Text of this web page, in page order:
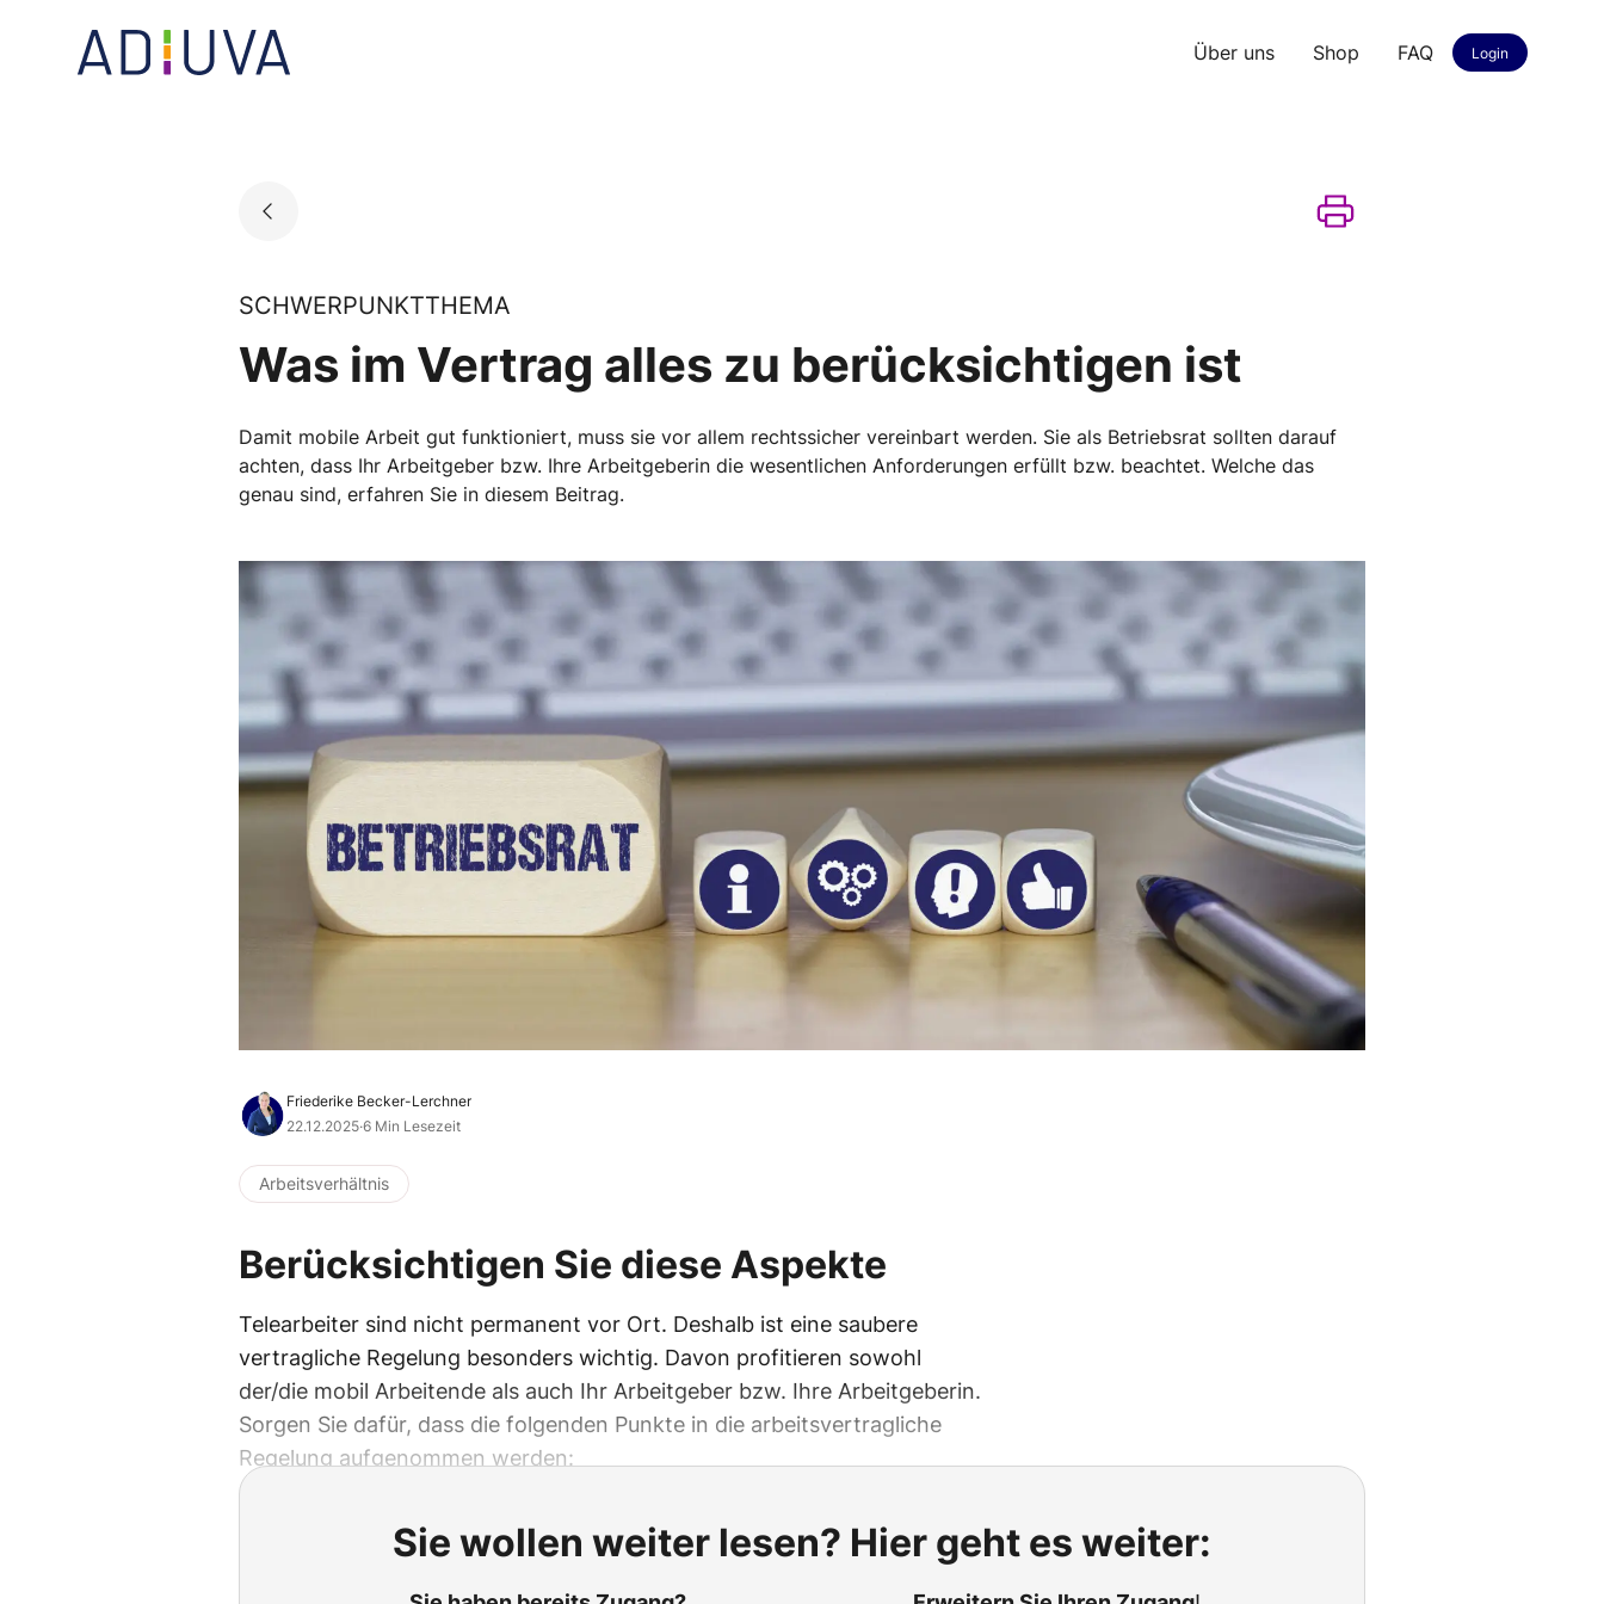
Go to landing page. Über uns Shop FAQ Login
SCHWERPUNKTTHEMA
Was im Vertrag alles zu berücksichtigen ist
Damit mobile Arbeit gut funktioniert, muss sie vor allem rechtssicher vereinbart werden. Sie als Betriebsrat sollten darauf
achten, dass Ihr Arbeitgeber bzw. Ihre Arbeitgeberin die wesentlichen Anforderungen erfüllt bzw. beachtet. Welche das
genau sind, erfahren Sie in diesem Beitrag.
Friederike Becker-Lerchner
22.12.2025·6 Min Lesezeit
Arbeitsverhältnis
Berücksichtigen Sie diese Aspekte
Telearbeiter sind nicht permanent vor Ort. Deshalb ist eine saubere
vertragliche Regelung besonders wichtig. Davon profitieren sowohl
der/die mobil Arbeitende als auch Ihr Arbeitgeber bzw. Ihre Arbeitgeberin.
Sorgen Sie dafür, dass die folgenden Punkte in die arbeitsvertragliche
Regelung aufgenommen werden:
Sie wollen weiter lesen? Hier geht es weiter: